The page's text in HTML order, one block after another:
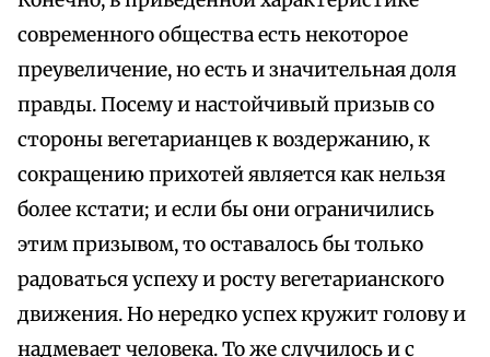
современного общества есть некоторое
преувеличение, но есть и значительная доля
правды. Посему и настойчивый призыв со
стороны вегетарианцев к воздержанию, к
сокращению прихотей является как нельзя
более кстати; и если бы они ограничились
этим призывом, то оставалось бы только
радоваться успеху и росту вегетарианского
движения. Но нередко успех кружит голову и
надмевает человека. То же случилось и с